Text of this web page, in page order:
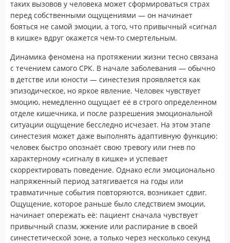
таких вызовов у человека может сформироваться страх
перед собственными ощущениями — он начинает
бояться не самой эмоции, а того, что привычный «сигнал
в кишке» вдруг окажется чем-то смертельным.
Динамика феномена на протяжении жизни тесно связана
с течением самого СРК. В начале заболевания — обычно
в детстве или юности — синестезия проявляется как
эпизодическое, но яркое явление. Человек чувствует
эмоцию, немедленно ощущает её в строго определенном
отделе кишечника, и после разрешения эмоциональной
ситуации ощущение бесследно исчезает. На этом этапе
синестезия может даже выполнять адаптивную функцию:
человек быстро опознаёт свою тревогу или гнев по
характерному «сигналу в кишке» и успевает
скорректировать поведение. Однако если эмоционально
напряженный период затягивается на годы или
травматичные события повторяются, возникает сдвиг.
Ощущение, которое раньше было следствием эмоции,
начинает опережать её: пациент сначала чувствует
привычный спазм, жжение или распирание в своей
синестетической зоне, а только через несколько секунд